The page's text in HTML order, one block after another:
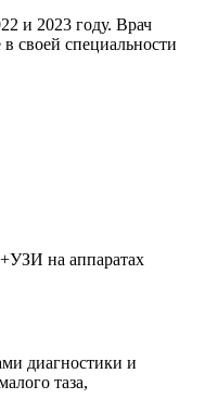
и 2023 году. Врач
своей специальности
на аппаратах
диагностики и
таза,